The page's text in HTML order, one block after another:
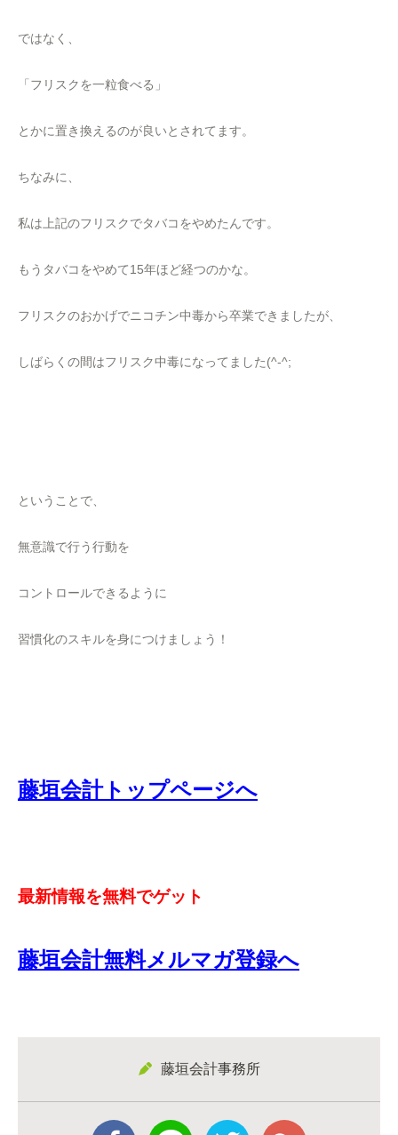
ではなく、
「フリスクを一粒食べる」
とかに置き換えるのが良いとされてます。
ちなみに、
私は上記のフリスクでタバコをやめたんです。
もうタバコをやめて15年ほど経つのかな。
フリスクのおかげでニコチン中毒から卒業できましたが、
しばらくの間はフリスク中毒になってました(^-^;
ということで、
無意識で行う行動を
コントロールできるように
習慣化のスキルを身につけましょう！
藤垣会計トップページへ
最新情報を無料でゲット
藤垣会計無料メルマガ登録へ
藤垣会計事務所